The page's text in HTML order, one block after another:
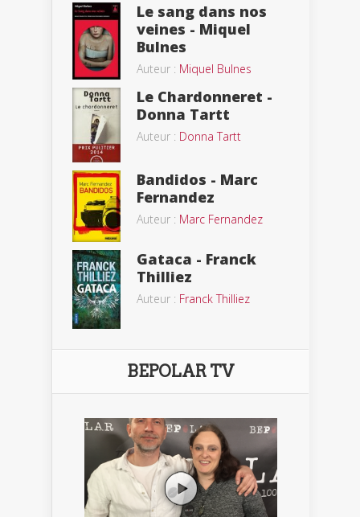
Le sang dans nos
veines - Miquel
Bulnes
Auteur : Miquel Bulnes
Le Chardonneret -
Donna Tartt
Auteur : Donna Tartt
Bandidos - Marc
Fernandez
Auteur : Marc Fernandez
Gataca - Franck
Thilliez
Auteur : Franck Thilliez
BEPOLAR TV